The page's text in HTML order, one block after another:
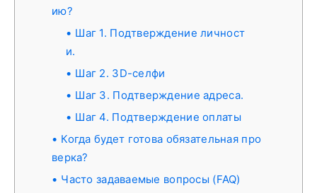
ию?
Шаг 1. Подтверждение личност
и.
Шаг 2. 3D-селфи
Шаг 3. Подтверждение адреса.
Шаг 4. Подтверждение оплаты
Когда будет готова обязательная про
верка?
Часто задаваемые вопросы (FAQ)